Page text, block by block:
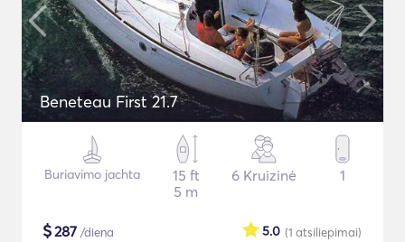
Beneteau First 21.7
Buriavimo jachta
15 ft
5 m
6 Kruizinė 1
$287 /diena (1 atsiliepimai)
5.0